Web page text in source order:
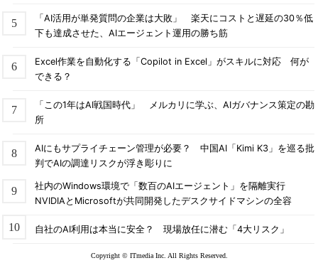
「AI活用が単発質問の企業は大敗」 楽天にコストと遅延の30％低
下も達成させた、AIエージェント運用の勝ち筋
Excel作業を自動化する「Copilot in Excel」がスキルに対応 何が
できる？
「この1年はAI戦国時代」 メルカリに学ぶ、AIガバナンス策定の勘
所
AIにもサプライチェーン管理が必要？ 中国AI「Kimi K3」を巡る批
判でAIの調達リスクが浮き彫りに
社内のWindows環境で「数百のAIエージェント」を隔離実行
NVIDIAとMicrosoftが共同開発したデスクサイドマシンの全容
自社のAI利用は本当に安全？ 現場放任に潜む「4大リスク」
Copyright © ITmedia Inc. All Rights Reserved.